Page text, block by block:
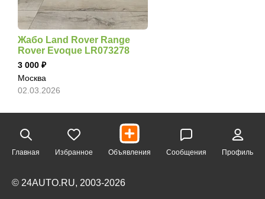
Жабо Land Rover Range
Rover Evoque LR073278
3 000
Москва
02.03.2026
Главная Избранное Объявления Сообщения Профиль
© 24AUTO.RU, 2003-2026